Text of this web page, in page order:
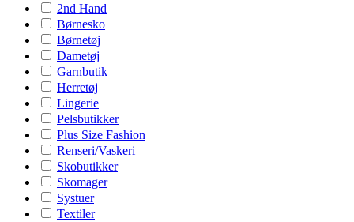
2nd Hand
Børnesko
Børnetøj
Dametøj
Garnbutik
Herretøj
Lingerie
Pelsbutikker
Plus Size Fashion
Renseri/Vaskeri
Skobutikker
Skomager
Systuer
Textiler